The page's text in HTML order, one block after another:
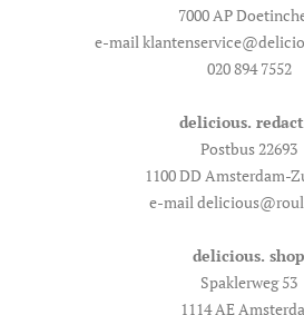
7000 AP
e-mail
020 894 7552
delicious.
Postbus 22693
1100 DD Amsterdam-
e-mail
delicious. shop
Spaklerweg 53
1114 AE